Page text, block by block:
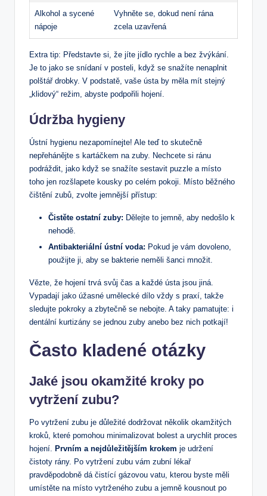
Alkohol ​a sycené
nápoje
Vyhněte se, dokud není rána
zcela ‍uzavřená
Extra tip: Představte si, ‌že jíte jídlo rychle a bez‌ žvýkání.
Je to jako ‍se⁤ snídaní v posteli, když se snažíte nenaplnit
polštář drobky.‍ V podstatě, vaše ústa ⁤by měla mít stejný
„klidový“ režim, abyste podpořili hojení.
Údržba hygieny
Ústní hygienu nezapomínejte! Ale teď to skutečně
nepřehánějte s kartáčkem⁣ na ​zuby. Nechcete si⁤ ránu
podráždit, jako když⁤ se snažíte ⁢sestavit puzzle a ‍místo
toho jen⁢ rozšlapete​ kousky po celém pokoji. ⁢Místo běžného
čištění ⁢zubů, zvolte jemnější přístup:
Čistěte ostatní zuby: Dělejte to jemně, aby nedošlo k
‍nehodě.
Antibakteriální ústní voda: Pokud ⁢je vám dovoleno,
použijte ‌ji, aby se ‌bakterie neměli šanci​ množit.
Vězte, že hojení trvá svůj čas a každé‍ ústa ⁢jsou jiná.⁢
Vypadají jako úžasné umělecké dílo vždy s praxí, ‍takže
sledujte pokroky a zbytečně se nebojte.​ A taky pamatujte: i
dentální kurtizány se jednou zuby anebo bez nich potkají!
Často kladené otázky
Jaké jsou okamžité kroky po
vytržení⁣ zubu?
Po vytržení zubu​ je ⁢důležité dodržovat několik ⁢okamžitých
kroků, které pomohou minimalizovat bolest ⁣a‌ urychlit⁣ proces
hojení. Prvním a ⁢nejdůležitějším krokem je udržení
čistoty rány. Po vytržení zubu⁣ vám⁣ zubní lékař⁤
pravděpodobně ​dá čistící⁣ gázovou vatu, kterou byste měli⁣
umístěte na místo vytrženého zubu a‌ jemně kousnout po